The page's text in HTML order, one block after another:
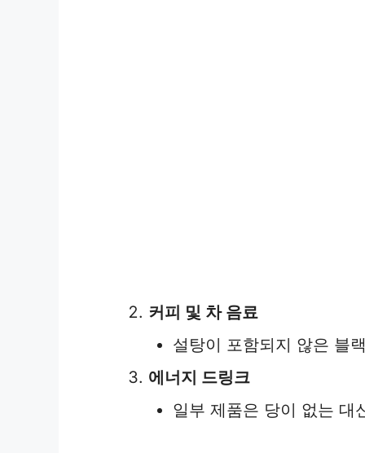
커피 및 차 음료
설탕이 포함되지 않은 블
에너지 드링크
일부 제품은 당이 없는 대